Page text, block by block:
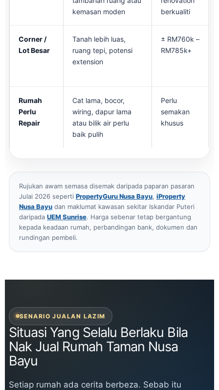
kemasan moden
berkualiti
Corner /
Lot Besar
Tanah lebih luas,
ruang tepi, potensi
extension
± RM760k –
RM785k+
Rumah
Perlu
Repair
Cat lama, bocor,
wiring, dapur lama
atau bilik air perlu
baik pulih
Perlu
semakan
khusus
Rujukan awam semasa disemak daripada paparan pasaran
Julai 2026 seperti PropertyGuru Nusa Bayu, iProperty
Nusa Bayudan maklumat kawasan sekitar Iskandar Puteri
daripada UEM Sunrise. Harga sebenar tetap bergantung
kepada keadaan rumah, perbandingan bank, dokumen dan
rundingan pembeli.
SENARIO JUALAN LAZIM
Situasi Yang Selalu Berlaku Bila
Nak Jual Rumah Taman Nusa
Bayu
Setiap rumah ada cerita berbeza. Sebab itu